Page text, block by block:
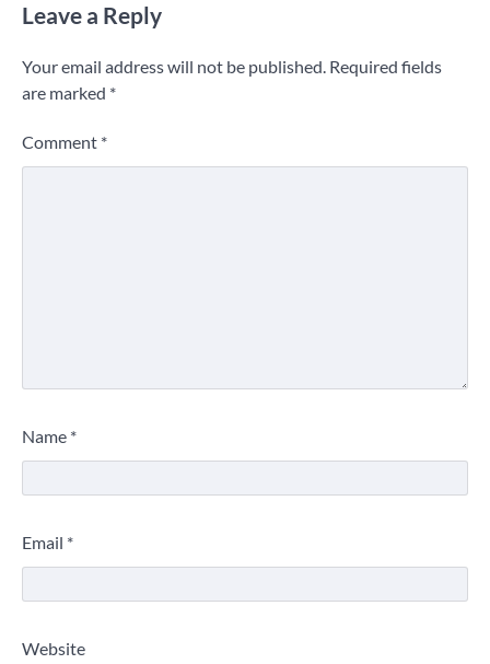
Leave a Reply
Your email address will not be published. Required fields
are marked *
Comment *
Name *
Email *
Website